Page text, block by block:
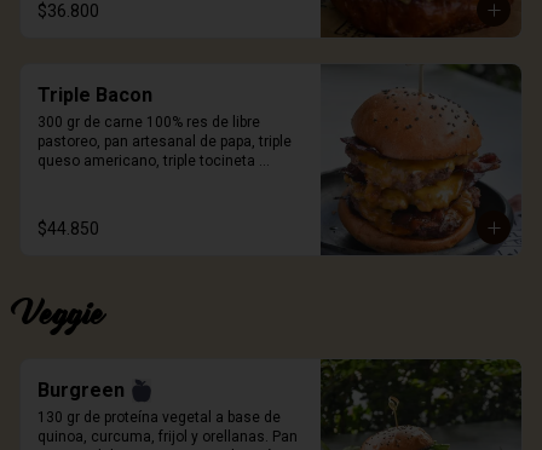
$36.800
Triple Bacon
300 gr de carne 100% res de libre
pastoreo, pan artesanal de papa, triple
queso americano, triple tocineta
$44.850
Veggie
Burgreen
130 gr de proteína vegetal a base de
quinoa, curcuma, frijol y orellanas. Pan